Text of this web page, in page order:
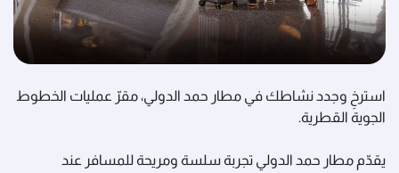
استرخِ وجدد نشاطك في مطار حمد الدولي، مقرّ عمليات الخطوط
الجوية القطرية.
يقدّم مطار حمد الدولي تجربة سلسة ومريحة للمسافر عند